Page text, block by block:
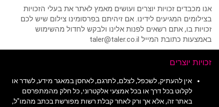
אנו מכבדים זכויות יוצרים ועושים מאמץ לאתר את בעלי הזכויות
בצילומים המגיעים לידינו. אם זיהיתם בפרסומינו צילום שיש לכם
זכויות בו, אתם רשאים לפנות אלינו ולבקש לחדול מהשימוש
באמצעות כתובת המייל taler@taler.co.il
זכויות יוצרים
אין להעתיק, לשכפל, לצלם, לתרגם, לאחסן במאגר מידע, לשדר או
לקלוט בכל דרך או בכל אמצעי אלקטרוני, כל חלק מהמתפרסם
באתר זה, אלא אך ורק לאחר קבלת רשות מפורשת בכתב מהמו"ל,